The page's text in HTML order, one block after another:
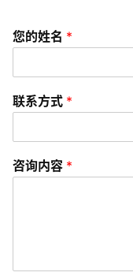
数
字
P
视
您的姓名 *
联系方式 *
咨询内容 *